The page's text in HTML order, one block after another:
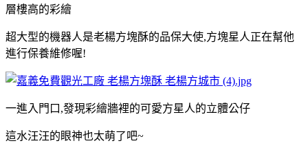
層樓高的彩繪
超大型的機器人是老楊方塊酥的品保大使,方塊星人正在幫他
進行保養維修喔!
一進入門口,發現彩繪牆裡的可愛方星人的立體公仔
這水汪汪的眼神也太萌了吧~